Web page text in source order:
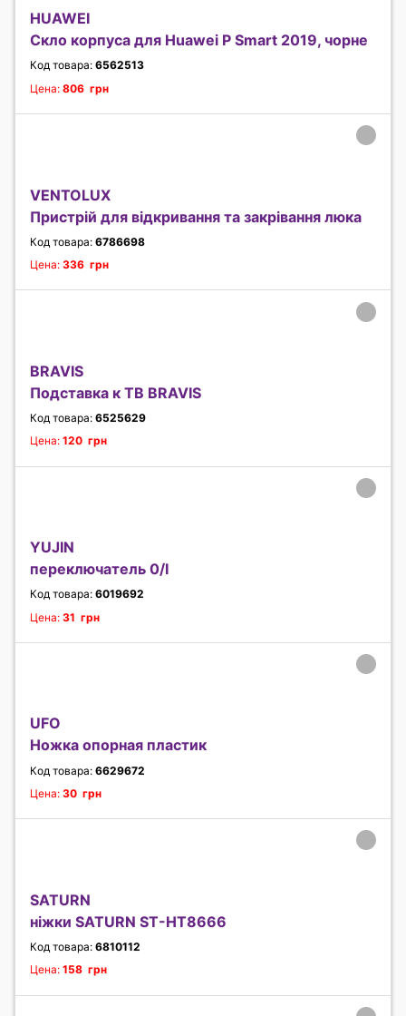
HUAWEI
Скло корпуса для Huawei P Smart 2019, чорне
Код товара: 6562513
Цена: 806 грн
VENTOLUX
Пристрій для відкривання та закрівання люка
Код товара: 6786698
Цена: 336 грн
BRAVIS
Подставка к ТВ BRAVIS
Код товара: 6525629
Цена: 120 грн
YUJIN
переключатель 0/I
Код товара: 6019692
Цена: 31 грн
UFO
Ножка опорная пластик
Код товара: 6629672
Цена: 30 грн
SATURN
ніжки SATURN ST-HT8666
Код товара: 6810112
Цена: 158 грн